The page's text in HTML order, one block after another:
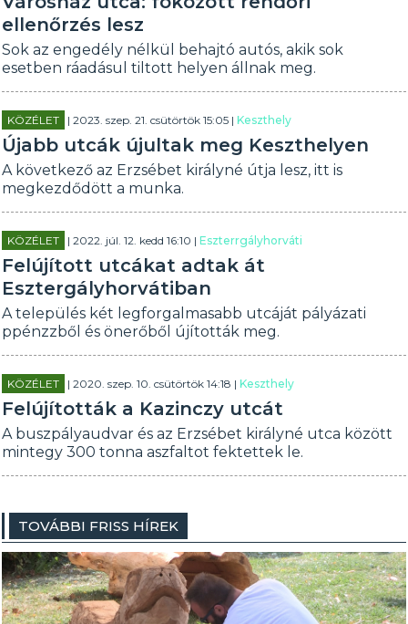
ellenőrzés lesz
Sok az engedély nélkül behajtó autós, akik sok
esetben ráadásul tiltott helyen állnak meg.
KÖZÉLET | 2023. szep. 21. csütörtök 15:05 |Keszthely
Újabb utcák újultak meg Keszthelyen
A következő az Erzsébet királyné útja lesz, itt is
megkezdődött a munka.
KÖZÉLET | 2022. júl. 12. kedd 16:10 |Eszterrgályhorváti
Felújított utcákat adtak át
Esztergályhorvátiban
A település két legforgalmasabb utcáját pályázati
ppénzzből és önerőből újították meg.
KÖZÉLET | 2020. szep. 10. csütörtök 14:18 |Keszthely
Felújították a Kazinczy utcát
A buszpályaudvar és az Erzsébet királyné utca között
mintegy 300 tonna aszfaltot fektettek le.
TOVÁBBI FRISS HÍREK